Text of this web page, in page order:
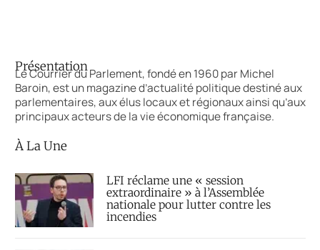
Présentation
Le Courrier du Parlement, fondé en 1960 par Michel
Baroin, est un magazine d’actualité politique destiné aux
parlementaires, aux élus locaux et régionaux ainsi qu’aux
principaux acteurs de la vie économique française.
À La Une
LFI réclame une « session
extraordinaire » à l’Assemblée
nationale pour lutter contre les
incendies